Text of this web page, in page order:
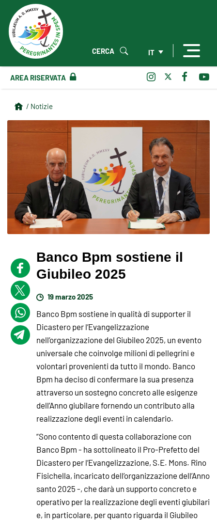
IT
CERCA
AREA RISERVATA
/ Notizie
Banco Bpm sostiene il
Giubileo 2025
19 marzo 2025
Banco Bpm sostiene in qualità di supporter il
Dicastero per l’Evangelizzazione
nell’organizzazione del Giubileo 2025, un evento
universale che coinvolge milioni di pellegrini e
volontari provenienti da tutto il mondo. Banco
Bpm ha deciso di confermare la sua presenza
attraverso un sostegno concreto alle esigenze
dell’Anno giubilare fornendo un contributo alla
realizzazione degli eventi in calendario.
“Sono contento di questa collaborazione con
Banco Bpm - ha sottolineato il Pro-Prefetto del
Dicastero per l’Evangelizzazione, S.E. Mons. Rino
Fisichella, incaricato dell’organizzazione dell’Anno
santo 2025 -, che darà un supporto concreto e
operativo per la realizzazione degli eventi giubilari
e, in particolare, per quanto riguarda il Giubileo